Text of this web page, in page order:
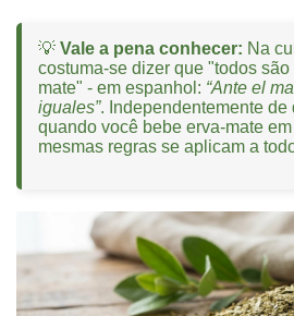
💡 Vale a pena conhecer: Na
costuma-se dizer que "todos
mate" - em espanhol: “Ante el
iguales”. Independentemente de
quando você bebe erva-mate
mesmas regras se aplicam a